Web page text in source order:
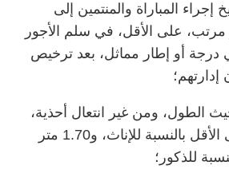
إجراء المباراة والمنتمين إلى
مرتب، على الأقل، في سلم الأجور
أو في درجة أو إطار مماثل، بعد ترخيص
الطول، ومن غير انتعال أحذية،
1.60 متر على الأقل بالنسبة للإناث، و1.70 متر
للذكور؛